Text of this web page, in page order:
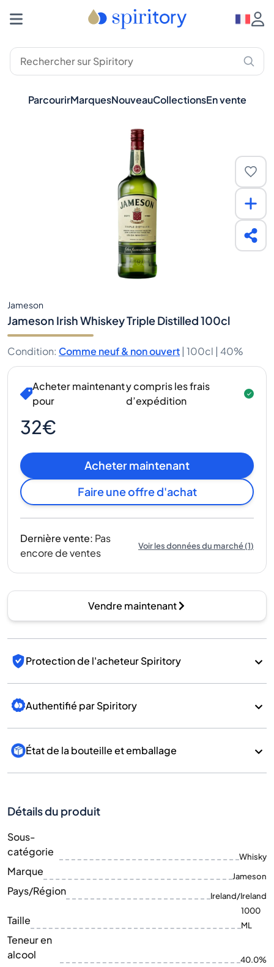
ParcourirMarquesNouveauCollectionsEn vente
Jameson
Jameson Irish Whiskey Triple Distilled 100cl
Condition: Comme neuf & non ouvert | 100cl | 40%
Acheter maintenant
pour
32€
y compris les frais
d’expédition
Acheter maintenant
Faire une offre d'achat
Dernière vente: Pas
encore de ventes
Voir les données du marché(1)
Vendre maintenant
Protection de l'acheteur Spiritory
Authentifié par Spiritory
État de la bouteille et emballage
Détails du produit
Sous-
catégorie
Whisky
Marque Jameson
Pays/Région Ireland/Ireland
Taille
1000
ML
Teneur en
alcool
40.0%